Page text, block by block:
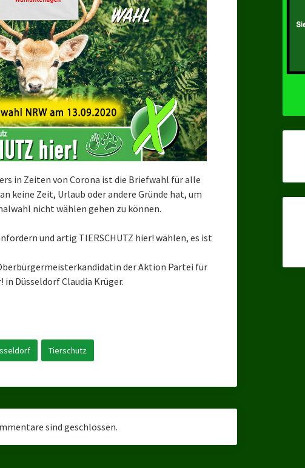
in Zeiten von Corona ist die Briefwahl für alle
keine Zeit, Urlaub oder andere Gründe hat, um
nicht wählen gehen zu können.
und artig TIERSCHUTZ hier! wählen, es ist
der Aktion Partei für
in Düsseldorf Claudia Krüger.
Tierschutz
sind geschlossen.